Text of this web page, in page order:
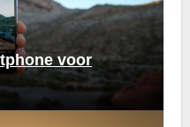
voor